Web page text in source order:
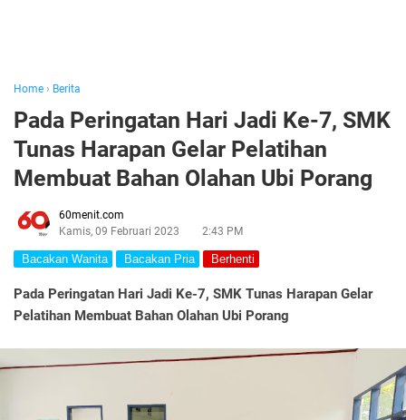
Home › Berita
Pada Peringatan Hari Jadi Ke-7, SMK
Tunas Harapan Gelar Pelatihan
Membuat Bahan Olahan Ubi Porang
60menit.com
Kamis, 09 Februari 2023
2:43 PM
Bacakan Wanita Bacakan Pria Berhenti
Pada Peringatan Hari Jadi Ke-7, SMK Tunas Harapan Gelar
Pelatihan Membuat Bahan Olahan Ubi Porang